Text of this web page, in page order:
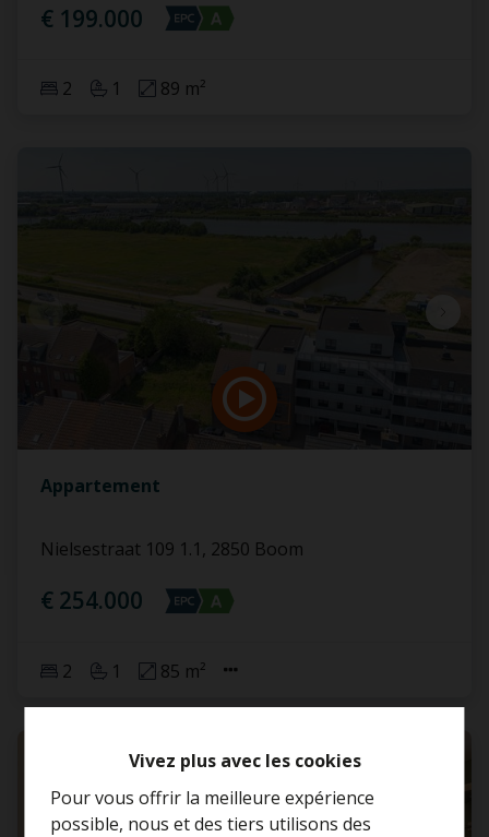
Vivez plus avec les cookies
Pour vous offrir la meilleure expérience
possible, nous et des tiers utilisons des
€ 199.000
2 1 89 m²
Appartement
Nielsestraat 109 1.1, 2850 Boom
€ 254.000
2 1 85 m²